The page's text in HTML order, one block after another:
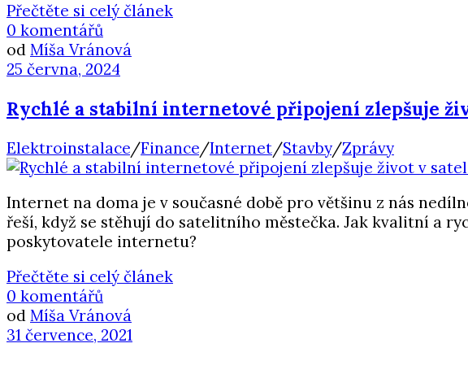
Přečtěte si celý článek
0 komentářů
od Míša Vránová
25 června, 2024
Rychlé a stabilní internetové připojení zlepšuje
Elektroinstalace/Finance/Internet/Stavby/Zprávy
Internet na doma je v současné době pro většinu z nás
řeší, když se stěhují do satelitního městečka. Jak kvalitní a
poskytovatele internetu?
Přečtěte si celý článek
0 komentářů
od Míša Vránová
31 července, 2021